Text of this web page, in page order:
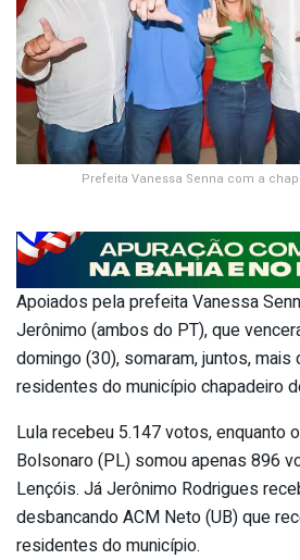
Prefeita Vanessa Senna com a
Apoiados pela prefeita Vanessa
Jerônimo (ambos do PT), que
domingo (30), somaram, juntos,
residentes do município chapadeiro
Lula recebeu 5.147 votos, enquanto
Bolsonaro (PL) somou apenas 896
Lençóis. Já Jerônimo Rodrigues
desbancando ACM Neto (UB) que
residentes do município.